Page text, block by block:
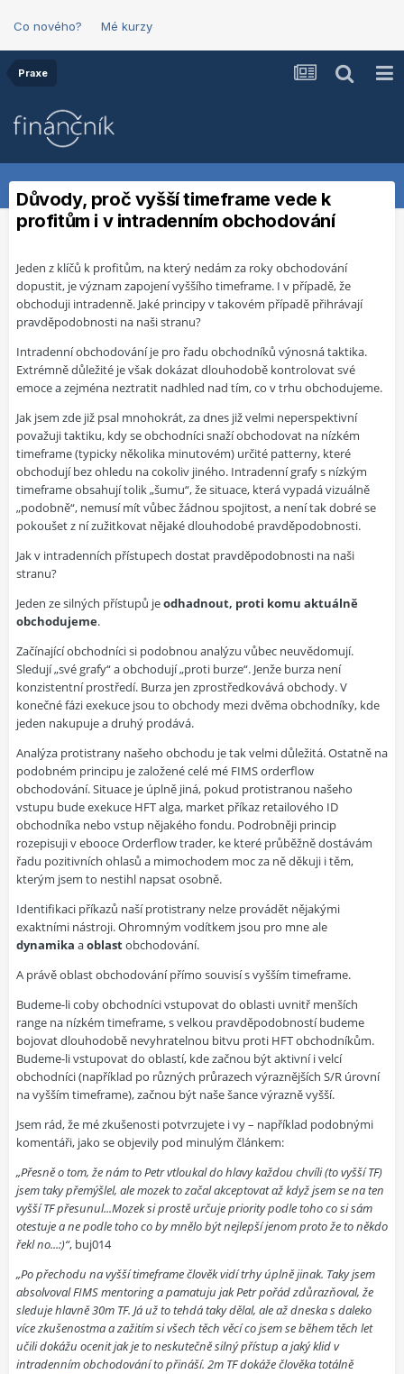
Co nového? Mé kurzy
Praxe
Důvody, proč vyšší timeframe vede k
profitům i v intradenním obchodování
Jeden z klíčů k profitům, na který nedám za roky obchodování
dopustit, je význam zapojení vyššího timeframe. I v případě, že
obchoduji intradenně. Jaké principy v takovém případě přihrávají
pravděpodobnosti na naši stranu?
Intradenní obchodování je pro řadu obchodníků výnosná taktika.
Extrémně důležité je však dokázat dlouhodobě kontrolovat své
emoce a zejména neztratit nadhled nad tím, co v trhu obchodujeme.
Jak jsem zde již psal mnohokrát, za dnes již velmi neperspektivní
považuji taktiku, kdy se obchodníci snaží obchodovat na nízkém
timeframe (typicky několika minutovém) určité patterny, které
obchodují bez ohledu na cokoliv jiného. Intradenní grafy s nízkým
timeframe obsahují tolik „šumu“, že situace, která vypadá vizuálně
„podobně“, nemusí mít vůbec žádnou spojitost, a není tak dobré se
pokoušet z ní zužitkovat nějaké dlouhodobé pravděpodobnosti.
Jak v intradenních přístupech dostat pravděpodobnosti na naši
stranu?
Jeden ze silných přístupů jeodhadnout, proti komu aktuálně
obchodujeme.
Začínající obchodníci si podobnou analýzu vůbec neuvědomují.
Sledují „své grafy“ a obchodují „proti burze“. Jenže burza není
konzistentní prostředí. Burza jen zprostředkovává obchody. V
konečné fázi exekuce jsou to obchody mezi dvěma obchodníky, kde
jeden nakupuje a druhý prodává.
Analýza protistrany našeho obchodu je tak velmi důležitá. Ostatně na
podobném principu je založené celé mé FIMS orderflow
obchodování. Situace je úplně jiná, pokud protistranou našeho
vstupu bude exekuce HFT alga, market příkaz retailového ID
obchodníka nebo vstup nějakého fondu. Podrobněji princip
rozepisuji v ebooceOrderflow trader, ke které průběžně dostávám
řadu pozitivních ohlasů a mimochodem moc za ně děkuji i těm,
kterým jsem to nestihl napsat osobně.
Identifikaci příkazů naší protistrany nelze provádět nějakými
exaktními nástroji. Ohromným vodítkem jsou pro mne ale
dynamika aoblastobchodování.
A právě oblast obchodování přímo souvisí s vyšším timeframe.
Budeme-li coby obchodníci vstupovat do oblasti uvnitř menších
range na nízkém timeframe, s velkou pravděpodobností budeme
bojovat dlouhodobě nevyhratelnou bitvu proti HFT obchodníkům.
Budeme-li vstupovat do oblastí, kde začnou být aktivní i velcí
obchodníci (například po různých průrazech výraznějších S/R úrovní
na vyšším timeframe), začnou být naše šance výrazně vyšší.
Jsem rád, že mé zkušenosti potvrzujete i vy – například podobnými
komentáři, jako se objevily pod minulým článkem:
„Přesně o tom, že nám to Petr vtloukal do hlavy každou chvíli (to vyšší TF)
jsem taky přemýšlel, ale mozek to začal akceptovat až když jsem se na ten
vyšší TF přesunul...Mozek si prostě určuje priority podle toho co si sám
otestuje a ne podle toho co by mnělo být nejlepší jenom proto že to někdo
řekl no...:)“, buj014
„Po přechodu na vyšší timeframe člověk vidí trhy úplně jinak. Taky jsem
absolvoval FIMS mentoring a pamatuju jak Petr pořád zdůrazňoval, že
sleduje hlavně 30m TF. Já už to tehdá taky dělal, ale až dneska s daleko
více zkušenostma a zažitím si všech těch věcí co jsem se během těch let
učili dokážu ocenit jak je to neskutečně silný přístup a jaký klid v
intradenním obchodování to přináší. 2m TF dokáže člověka totálně